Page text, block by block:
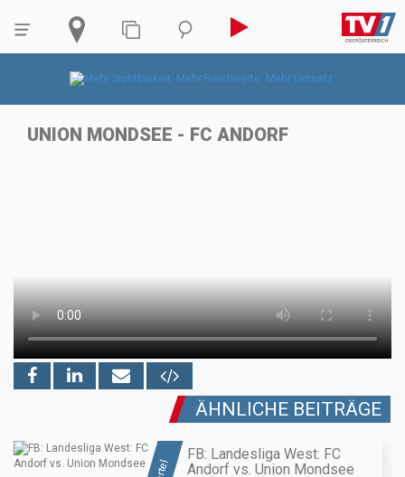
UNION MONDSEE - FC ANDORF
ÄHNLICHE BEITRÄGE
FB: Landesliga West: FC
Andorf vs. Union Mondsee